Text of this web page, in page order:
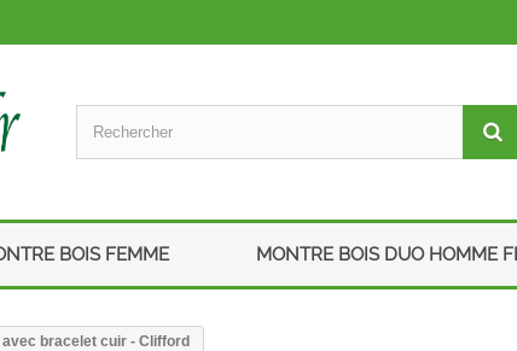
BOIS FEMME MONTRE BOIS DUO HOMME
bracelet cuir - Clifford